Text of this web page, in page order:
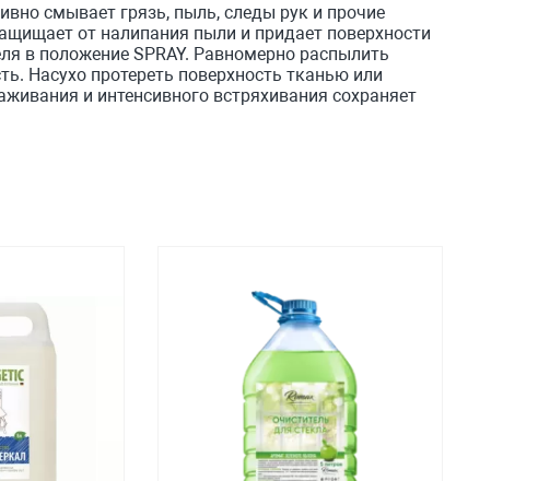
смывает грязь, пыль, следы рук и прочие
от налипания пыли и придает поверхности
в положение SPRAY. Равномерно распылить
Насухо протереть поверхность тканью или
и интенсивного встряхивания сохраняет